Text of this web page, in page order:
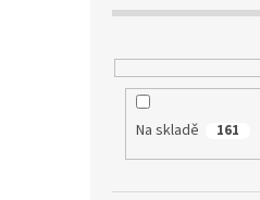
Na skladě 161